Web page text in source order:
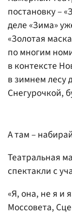
постановку –
деле «Зима»
«Золотая
по многим
в контексте
в зимнем лесу
Снегурочкой,
А там –
Театральная
спектакли с
«Я, она, не я и
Моссовета,